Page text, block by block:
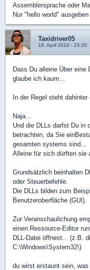
Assemblersprache oder
Nur "hello world"
Taxidriver05
18. April 2010 - 23:20
Dass Du alleine Über eine
glaube ich kaum...
In der Regel steht dahinter
Naja...
Und die DLLs darfst Du in
betrachten, da Sie
gesamten systems sind...
Alleine für sich dürften sie
Grundsätzlich beinhalten
oder Steuerbefehle.
Die DLLs bilden zum
Benutzeroberfläche (GUI).
Zur Veranschaulichung
einen Ressource-Editor
DLL-Datei öffnest... (z.B.
C:\Windows\System32\)
du wirst erstaunt sein, was